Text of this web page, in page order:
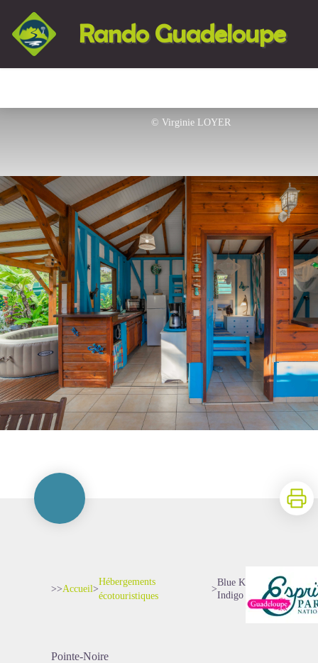
Rando Guadeloupe
© Virginie LOYER
>>Accueil>
Hébergements
écotouristiques
>
Blue Kaz Caraïb - Kaz
Indigo
Pointe-Noire